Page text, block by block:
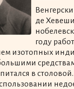
де
году
изотопных
в